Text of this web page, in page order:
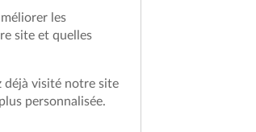
les
site et quelles
déjà visité notre site
personnalisée.